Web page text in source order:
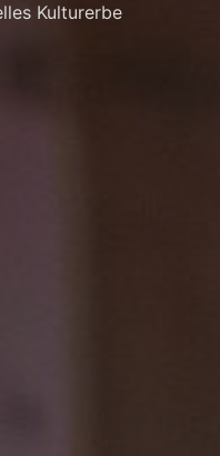
Kulturerbe